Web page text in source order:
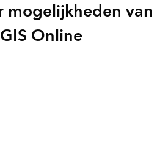
mogelijkheden van
Online